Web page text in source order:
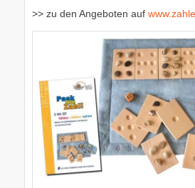
>> zu den Angeboten auf